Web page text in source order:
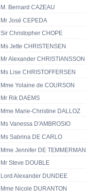
M. Bernard CAZEAU
Mr José CEPEDA
Sir Christopher CHOPE
Ms Jette CHRISTENSEN
Mr Alexander CHRISTIANSSON
Ms Lise CHRISTOFFERSEN
Mme Yolaine de COURSON
Mr Rik DAEMS
Mme Marie-Christine DALLOZ
Ms Vanessa D'AMBROSIO
Ms Sabrina DE CARLO
Mme Jennifer DE TEMMERMAN
Mr Steve DOUBLE
Lord Alexander DUNDEE
Mme Nicole DURANTON